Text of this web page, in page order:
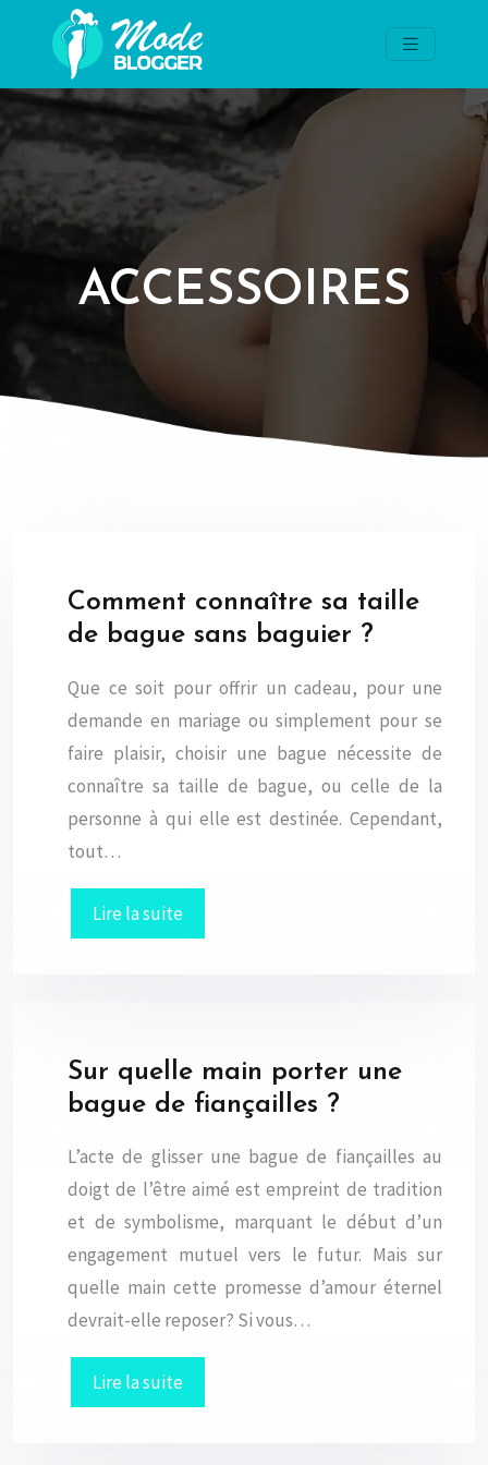
ACCESSOIRES
Comment connaître sa taille
de bague sans baguier ?
Que ce soit pour offrir un cadeau, pour une
demande en mariage ou simplement pour se
faire plaisir, choisir une bague nécessite de
connaître sa taille de bague, ou celle de la
personne à qui elle est destinée. Cependant,
tout…
Lire la suite
Sur quelle main porter une
bague de fiançailles ?
L’acte de glisser une bague de fiançailles au
doigt de l’être aimé est empreint de tradition
et de symbolisme, marquant le début d’un
engagement mutuel vers le futur. Mais sur
quelle main cette promesse d’amour éternel
devrait-elle reposer? Si vous…
Lire la suite